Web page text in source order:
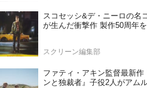
スコセッシ&デ・ニーロの名
が生んだ衝撃作 製作50周年
スクリーン編集部
ファティ・アキン監督最新作
ンと独裁者』子役2人がアム